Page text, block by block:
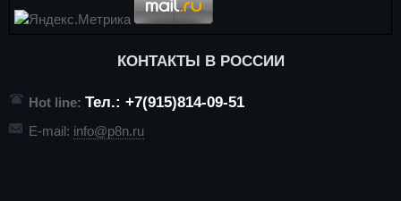
КОНТАКТЫ В РОССИИ
Hot line: Тел.: +7(915)814-09-51
E-mail: info@p8n.ru